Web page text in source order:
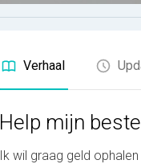
Verhaal
Help mijn
Ik wil graag geld